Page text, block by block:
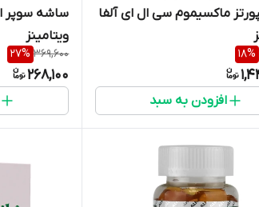
ماکسیموم سی ال ای آلفا
18%
افزودن به سبد
ویتامینز
369,600
27%
268,100